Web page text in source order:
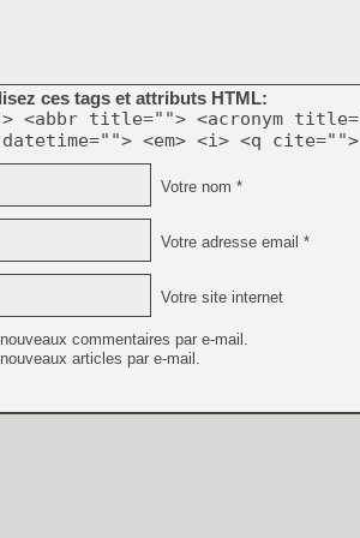
ces tags et attributs HTML:
title=""> <acronym
<em> <i> <q
Votre nom *
Votre adresse email *
Votre site internet
commentaires par e-mail.
articles par e-mail.